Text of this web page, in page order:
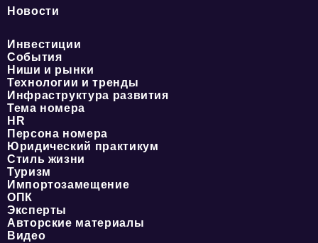
Новости
Инвестиции
События
Ниши и рынки
Технологии и тренды
Инфраструктура развития
Тема номера
HR
Персона номера
Юридический практикум
Стиль жизни
Туризм
Импортозамещение
ОПК
Эксперты
Авторские материалы
Видео